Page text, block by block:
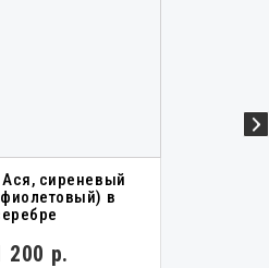
сиреневый
в
200 р.